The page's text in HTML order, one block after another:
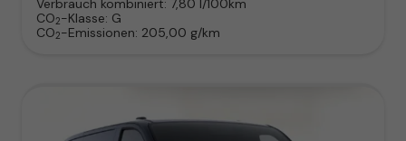
Verbrauch kombiniert: 7,80 l/100km
CO2-Klasse: G
CO2-Emissionen: 205,00 g/km